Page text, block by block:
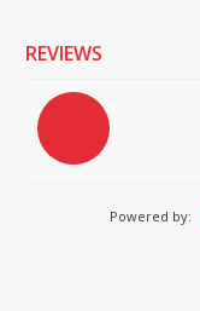
REVIEWS
Powered by: